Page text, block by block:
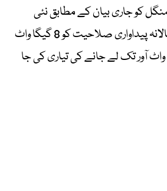
کو جاری بیان کے مطابق نئی
سرمایہ کاری کے بعد سالانہ پیداواری صلاحیت کو 8 گیگا واٹ
کر 18 گیگا واٹ آور تک لے جانے کی تیاری کی جا